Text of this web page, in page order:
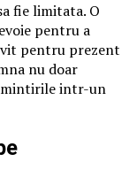
fie limitata. O
pentru a
pentru prezent
nu doar
intr-un